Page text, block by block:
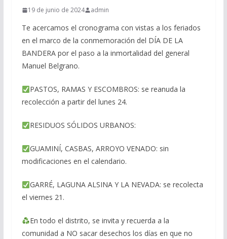
19 de junio de 2024 admin
Te acercamos el cronograma con vistas a los feriados
en el marco de la conmemoración del DÍA DE LA
BANDERA por el paso a la inmortalidad del general
Manuel Belgrano.
PASTOS, RAMAS Y ESCOMBROS: se reanuda la
recolección a partir del lunes 24.
RESIDUOS SÓLIDOS URBANOS:
GUAMINÍ, CASBAS, ARROYO VENADO: sin
modificaciones en el calendario.
GARRÉ, LAGUNA ALSINA Y LA NEVADA: se recolecta
el viernes 21.
En todo el distrito, se invita y recuerda a la
comunidad a NO sacar desechos los días en que no